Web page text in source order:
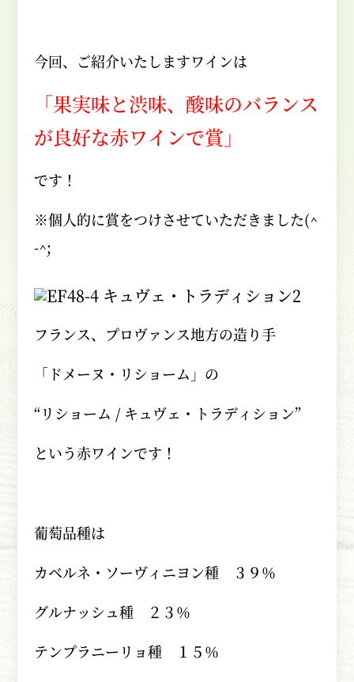
今回、ご紹介いたしますワインは
「果実味と渋味、酸味のバランス
が良好な赤ワインで賞」
です！
※個人的に賞をつけさせていただきました(^
-^;
フランス、プロヴァンス地方の造り手
「ドメーヌ・リショーム」の
“リショーム / キュヴェ・トラディション”
という赤ワインです！
葡萄品種は
カベルネ・ソーヴィニヨン種 ３９％
グルナッシュ種 ２３％
テンプラニーリョ種 １５％